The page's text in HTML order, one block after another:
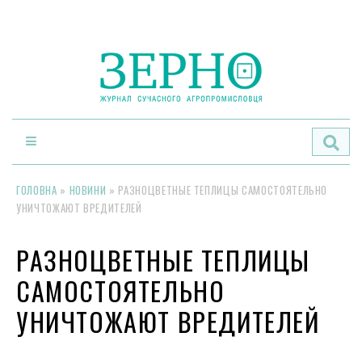
ГОЛОВНА » НОВИНИ » РАЗНОЦВЕТНЫЕ ТЕПЛИЦЫ САМОСТОЯТЕЛЬНО
УНИЧТОЖАЮТ ВРЕДИТЕЛЕЙ
РАЗНОЦВЕТНЫЕ ТЕПЛИЦЫ
САМОСТОЯТЕЛЬНО
УНИЧТОЖАЮТ ВРЕДИТЕЛЕЙ